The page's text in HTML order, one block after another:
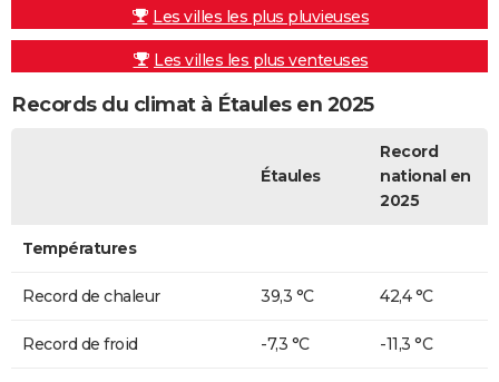
Les villes les plus pluvieuses
Les villes les plus venteuses
Records du climat à Étaules en 2025
Étaules
Record
national en
2025
Températures
Record de chaleur 39,3 °C 42,4 °C
Record de froid -7,3 °C -11,3 °C